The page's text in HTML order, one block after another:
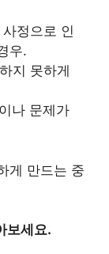
정으로 인
우.
지 못하게
나 문제가
게 만드는 중
보세요.